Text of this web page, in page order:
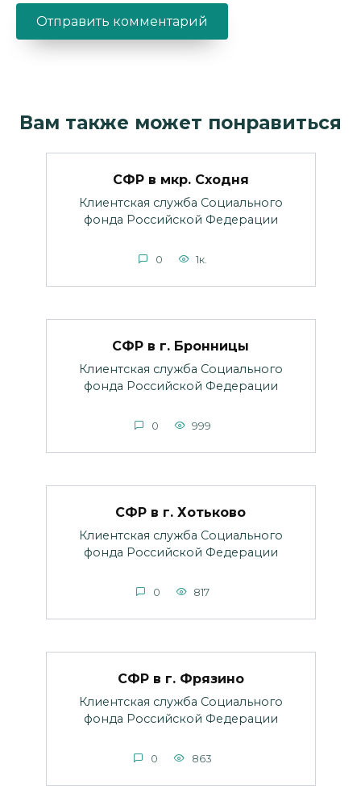
Вам также может понравиться
СФР в мкр. Сходня
Клиентская служба Социального
фонда Российской Федерации
0 1к.
СФР в г. Бронницы
Клиентская служба Социального
фонда Российской Федерации
0 999
СФР в г. Хотьково
Клиентская служба Социального
фонда Российской Федерации
0 817
СФР в г. Фрязино
Клиентская служба Социального
фонда Российской Федерации
0 863